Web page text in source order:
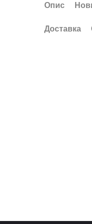
Опис
Доставка